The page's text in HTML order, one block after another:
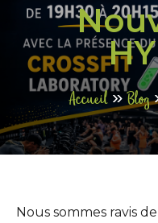
Accueil»Blog
Nous sommes ravis